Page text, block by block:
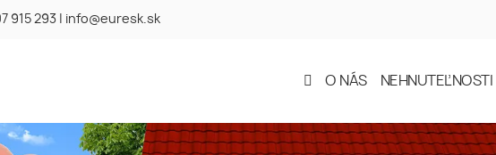
915 293 info@euresk.sk
O NÁS NEHNUTEĽNOSTI